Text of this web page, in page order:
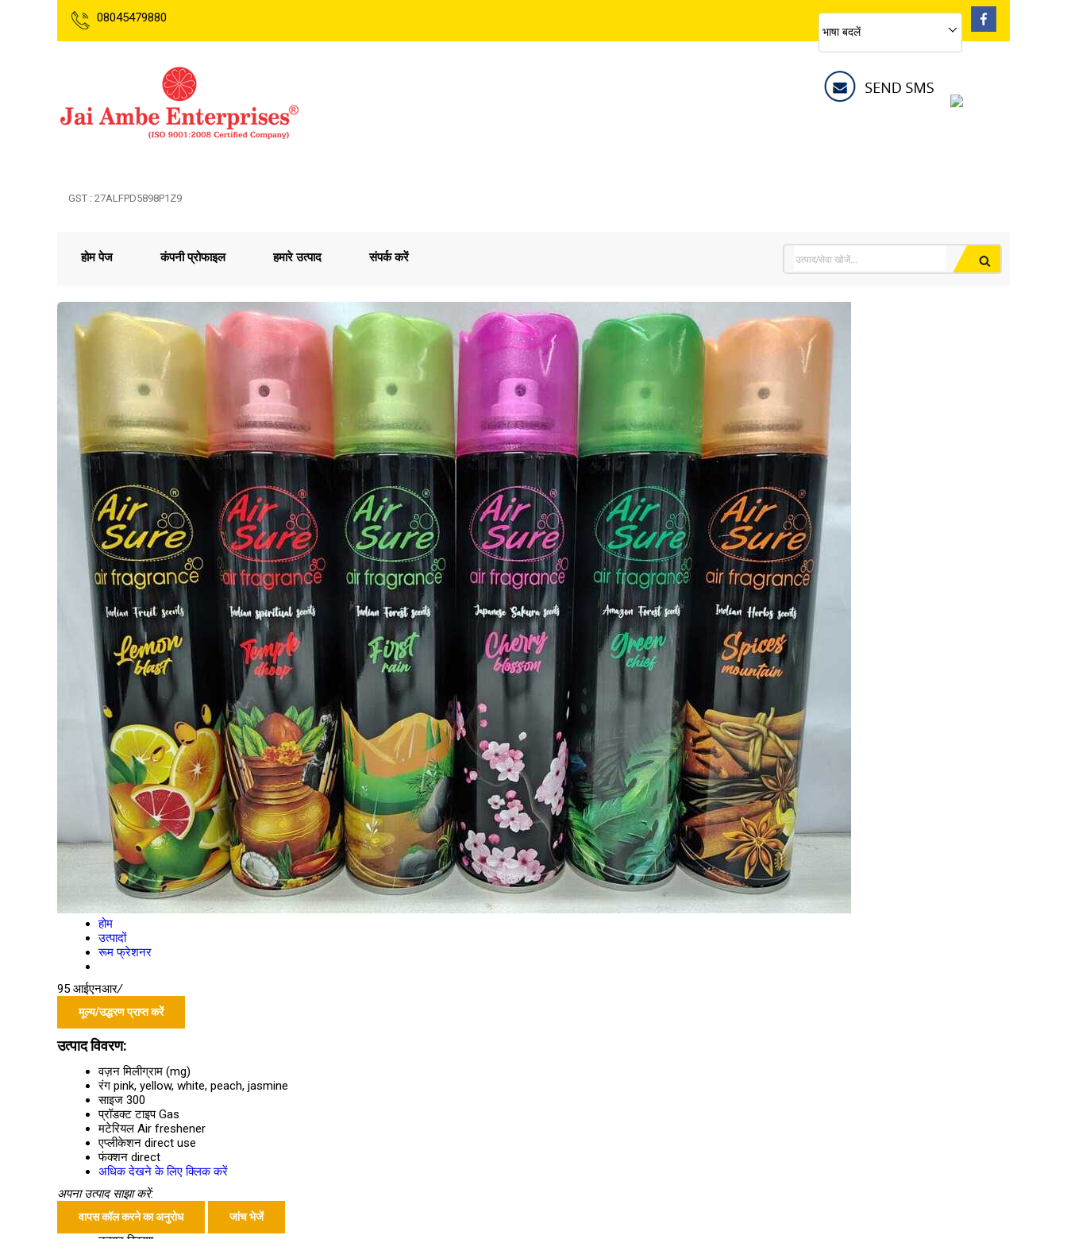
08045479880
भाषा बदलें
GST : 27ALFPD5898P1Z9
होम पेज कंपनी प्रोफाइल हमारे उत्पाद संपर्क करें
होम
उत्पादों
रूम फ्रेशनर
95 आईएनआर/
मूल्य/उद्धरण प्राप्त करें
उत्पाद विवरण:
वज़न मिलीग्राम (mg)
रंग pink, yellow, white, peach, jasmine
साइज 300
प्रॉडक्ट टाइप Gas
मटेरियल Air freshener
एप्लीकेशन direct use
फंक्शन direct
अधिक देखने के लिए क्लिक करें
अपना उत्पाद साझा करें:
वापस कॉल करने का अनुरोध जांच भेजें